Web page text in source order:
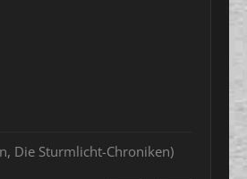
Die Sturmlicht-Chroniken)